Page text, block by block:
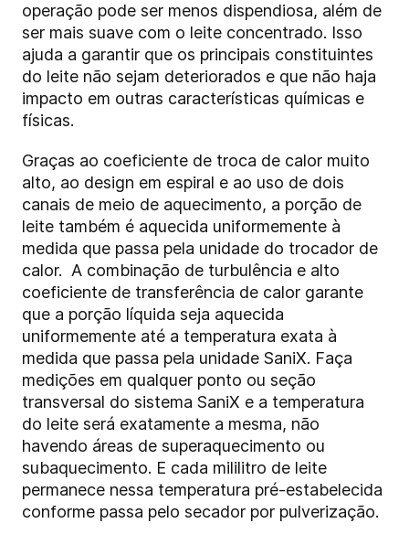
operação pode ser menos dispendiosa, além de
ser mais suave com o leite concentrado. Isso
ajuda a garantir que os principais constituintes
do leite não sejam deteriorados e que não haja
impacto em outras características químicas e
físicas.
Graças ao coeficiente de troca de calor muito
alto, ao design em espiral e ao uso de dois
canais de meio de aquecimento, a porção de
leite também é aquecida uniformemente à
medida que passa pela unidade do trocador de
calor. A combinação de turbulência e alto
coeficiente de transferência de calor garante
que a porção líquida seja aquecida
uniformemente até a temperatura exata à
medida que passa pela unidade SaniX. Faça
medições em qualquer ponto ou seção
transversal do sistema SaniX e a temperatura
do leite será exatamente a mesma, não
havendo áreas de superaquecimento ou
subaquecimento. E cada mililitro de leite
permanece nessa temperatura pré-estabelecida
conforme passa pelo secador por pulverização.